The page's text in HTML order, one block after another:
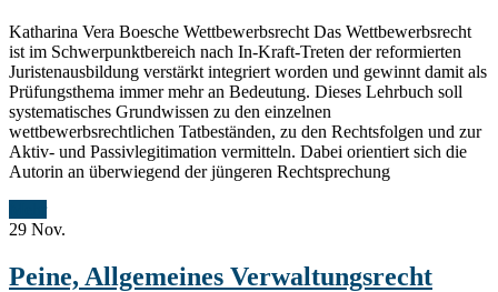
Katharina Vera Boesche Wettbewerbsrecht Das Wettbewerbsrecht
ist im Schwerpunktbereich nach In-Kraft-Treten der reformierten
Juristenausbildung verstärkt integriert worden und gewinnt damit als
Prüfungsthema immer mehr an Bedeutung. Dieses Lehrbuch soll
systematisches Grundwissen zu den einzelnen
wettbewerbsrechtlichen Tatbeständen, zu den Rechtsfolgen und zur
Aktiv- und Passivlegitimation vermitteln. Dabei orientiert sich die
Autorin an überwiegend der jüngeren Rechtsprechung
29 Nov.
Peine, Allgemeines Verwaltungsrecht